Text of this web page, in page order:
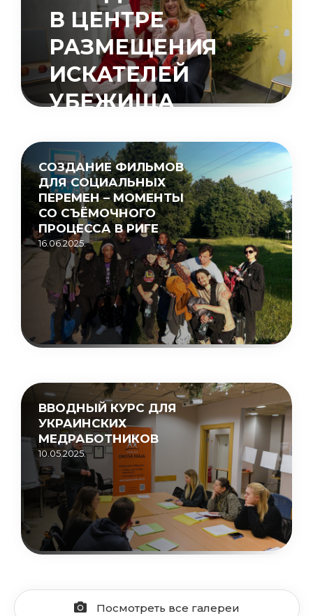
В ЦЕНТРЕ
РАЗМЕЩЕНИЯ
ИСКАТЕЛЕЙ
УБЕЖИЩА
15.05.2026.
СОЗДАНИЕ ФИЛЬМОВ
ДЛЯ СОЦИАЛЬНЫХ
ПЕРЕМЕН – МОМЕНТЫ
СО СЪЁМОЧНОГО
ПРОЦЕССА В РИГЕ
16.06.2025.
ВВОДНЫЙ КУРС ДЛЯ
УКРАИНСКИХ
МЕДРАБОТНИКОВ
10.05.2025.
Посмотреть все галереи